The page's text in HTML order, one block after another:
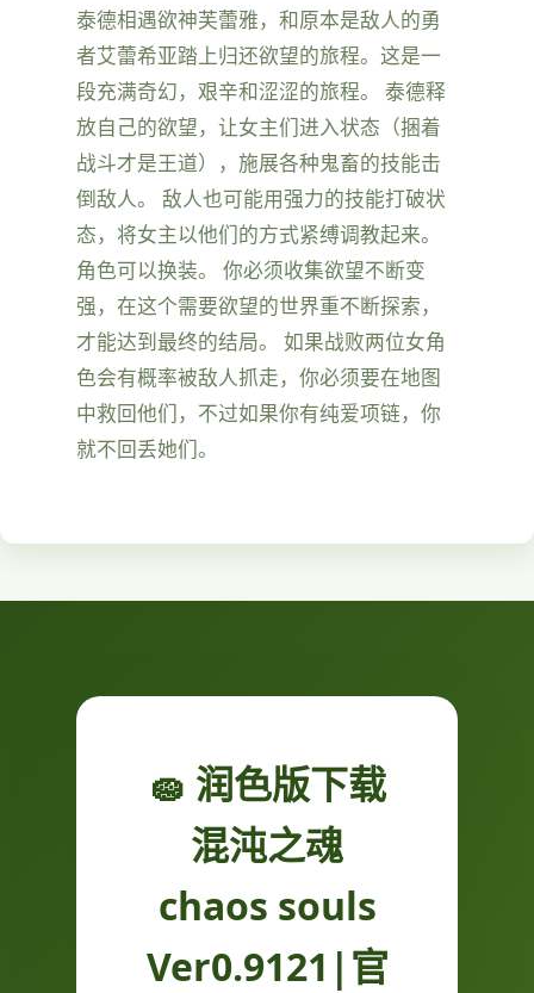
泰德相遇欲神芙蕾雅，和原本是敌人的勇
者艾蕾希亚踏上归还欲望的旅程。这是一
段充满奇幻，艰辛和涩涩的旅程。 泰德释
放自己的欲望，让女主们进入状态（捆着
战斗才是王道），施展各种鬼畜的技能击
倒敌人。 敌人也可能用强力的技能打破状
态，将女主以他们的方式紧缚调教起来。
角色可以换装。 你必须收集欲望不断变
强，在这个需要欲望的世界重不断探索，
才能达到最终的结局。 如果战败两位女角
色会有概率被敌人抓走，你必须要在地图
中救回他们，不过如果你有纯爱项链，你
就不回丢她们。
🧽 润色版下载
混沌之魂
chaos souls
Ver0.9121|官